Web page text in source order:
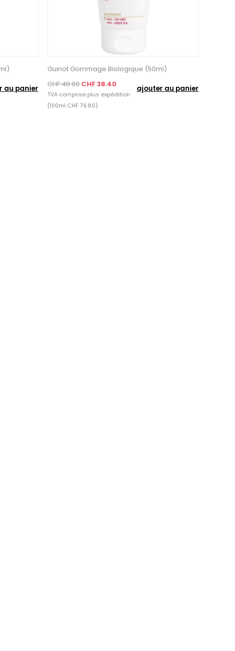
au panier
Guinot Gommage Biologique (50ml)
CHF 48.00CHF 38.40
TVA comprise plus expédition
ajouter au panier
(100ml CHF 76.80)